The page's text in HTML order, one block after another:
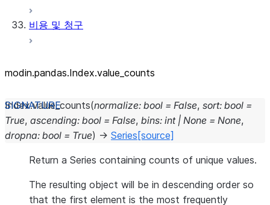
비용 및 청구
modin.pandas.Index.value_ counts
Index.value_counts(normalize: bool = False, sort: bool =
True, ascending: bool = False, bins: int | None = None,
dropna: bool = True) → Series [source]
Return a Series containing counts of unique values.
The resulting object will be in descending order so
that the first element is the most frequently